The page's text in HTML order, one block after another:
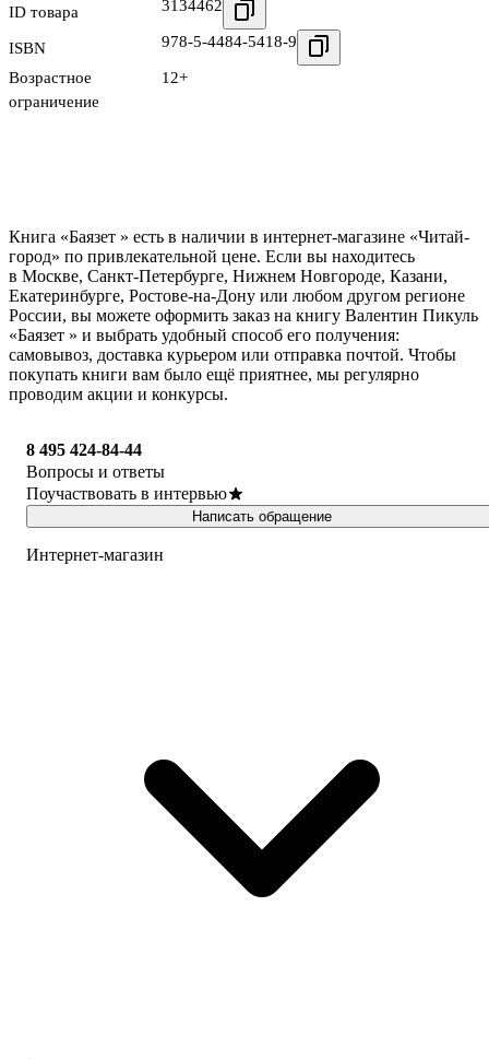
ID товара 3134462
ISBN 978-5-4484-5418-9
Возрастное
ограничение
12+
Книга «Баязет » есть в наличии в интернет-магазине «Читай-
город» по привлекательной цене. Если вы находитесь
в Москве, Санкт-Петербурге, Нижнем Новгороде, Казани,
Екатеринбурге, Ростове-на-Дону или любом другом регионе
России, вы можете оформить заказ на книгу Валентин Пикуль
«Баязет » и выбрать удобный способ его получения:
самовывоз, доставка курьером или отправка почтой. Чтобы
покупать книги вам было ещё приятнее, мы регулярно
проводим акции и конкурсы.
8 495 424-84-44
Вопросы и ответы
Поучаствовать в интервью
Написать обращение
Интернет-магазин